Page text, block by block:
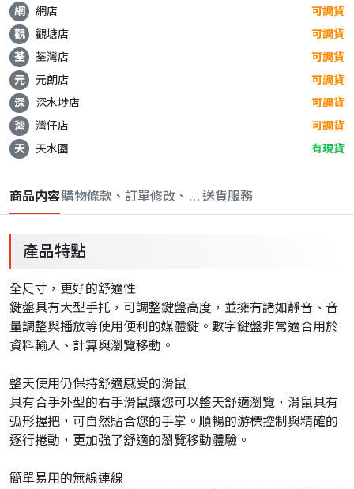
網 網店
可調貨
觀
觀塘店
可調貨
荃
荃灣店
可調貨
元
元朗店
可調貨
深
深水埗店
可調貨
灣
灣仔店
可調貨
天
天水圍 有現貨
商品内容購物條款、訂單修改、取消與退款政策
送貨服務
產品特點
全尺寸，更好的舒適性
鍵盤具有大型手托，可調整鍵盤高度，並擁有諸如靜音、 音
量調整與播放等使用便利的媒體鍵。 數字鍵盤非常適合用於
資料輸入、計算與瀏覽移動。
整天使用仍保持舒適感受的滑鼠
具有合手外型的右手滑鼠讓您可以整天舒適瀏覽， 滑鼠具有
弧形握把，可自然貼合您的手掌。 順暢的游標控制與精確的
逐行捲動，更加強了舒適的瀏覽移動體驗。
簡單易用的無線連線